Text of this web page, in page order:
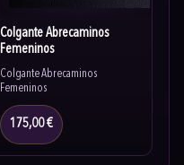
Colgante Abrecaminos
Femeninos
Colgante Abrecaminos
Femeninos
175,00 €